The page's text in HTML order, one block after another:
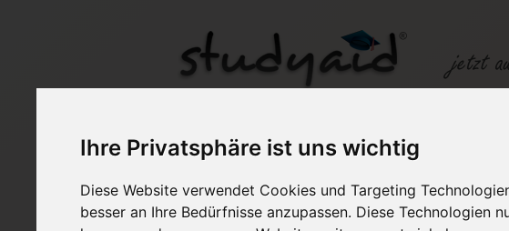
Ihre Privatsphäre ist uns wichtig
Diese Website verwendet Cookies und Targeting
besser an Ihre Bedürfnisse anzupassen. Diese Technologien
DAGE 1 | XX1 A13 (Note 1,0)
Auf StudyAid.de verkaufen